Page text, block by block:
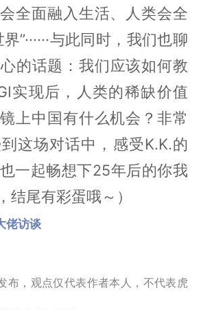
全面融入生活、人类会全
”······与此同时，我们也聊
的话题：我们应该如何教
实现后，人类的稀缺价值
上中国有什么机会？非常
这场对话中，感受K.K.的
一起畅想下25年后的你我
结尾有彩蛋哦～）
佬访谈
布，观点仅代表作者本人，不代表虎